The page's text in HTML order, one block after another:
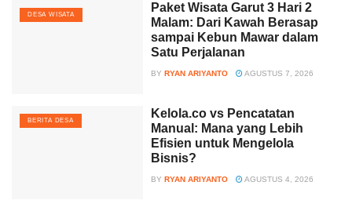
DESA WISATA
Paket Wisata Garut 3 Hari 2
Malam: Dari Kawah Berasap
sampai Kebun Mawar dalam
Satu Perjalanan
BY RYAN ARIYANTO AGUSTUS 7, 2026
BERITA DESA
Kelola.co vs Pencatatan
Manual: Mana yang Lebih
Efisien untuk Mengelola
Bisnis?
BY RYAN ARIYANTO AGUSTUS 4, 2026